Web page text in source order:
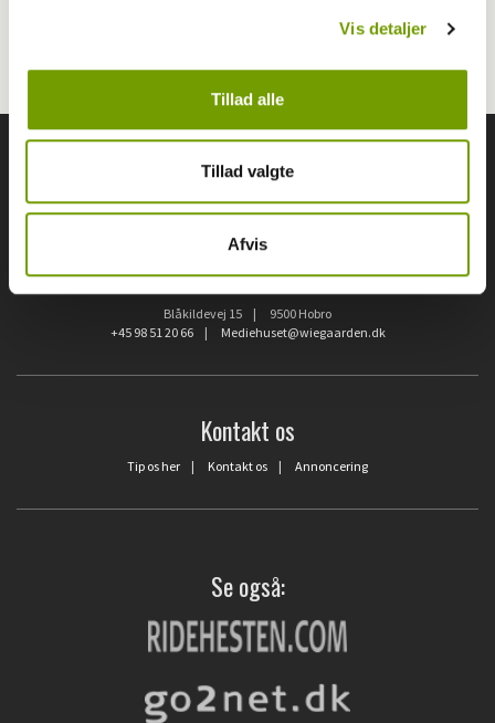
Vis detaljer
Tillad alle
Tillad valgte
Afvis
Følg os
Hunden.dk
Blåkildevej 15 | 9500 Hobro
+45 98 51 20 66| Mediehuset@wiegaarden.dk
Kontakt os
Tip os her | Kontakt os | Annoncering
Se også: